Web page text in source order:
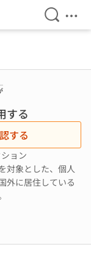
検索を
メ
する
する
ョン
対象とした、個人
外に居住している